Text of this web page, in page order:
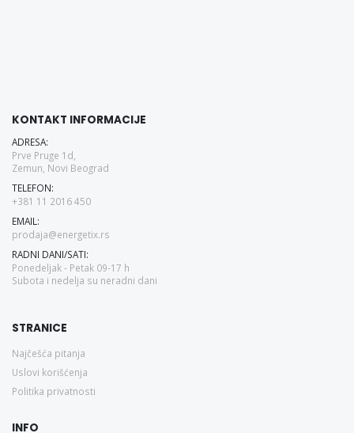
KONTAKT INFORMACIJE
ADRESA:
Prve Pruge 1d,
Zemun, Novi Beograd
TELEFON:
+381 11 2016 450
EMAIL:
prodaja@energetix.rs
RADNI DANI/SATI:
Ponedeljak - Petak 09-17 h
Subota i nedelja su neradni dani
STRANICE
Najčešća pitanja
Uslovi korišćenja
Politika privatnosti
INFO